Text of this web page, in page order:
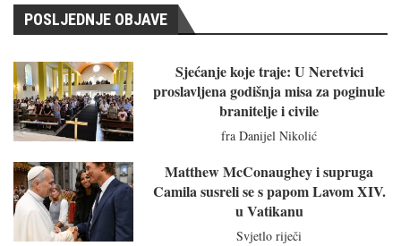
POSLJEDNJE OBJAVE
Sjećanje koje traje: U Neretvici
proslavljena godišnja misa za poginule
branitelje i civile
fra Danijel Nikolić
Matthew McConaughey i supruga
Camila susreli se s papom Lavom XIV.
u Vatikanu
Svjetlo riječi